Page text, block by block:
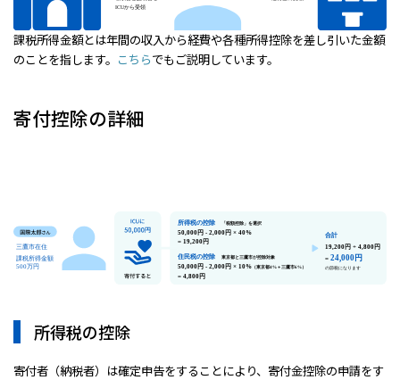
課税所得金額とは年間の収入から経費や各種所得控除を差し引いた金額
のことを指します。 こちらでもご説明しています。
寄付控除の詳細
所得税の控除
寄付者（納税者）は確定申告をすることにより、寄付金控除の申請をす